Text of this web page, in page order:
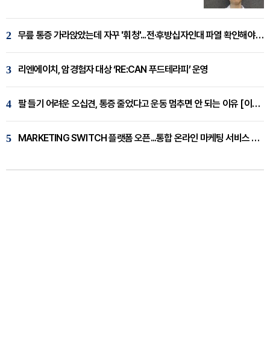
2 무릎 통증 가라앉았는데 자꾸 '휘청'...전·후방십자인대 파열 확인해야 [곽우경 원장 칼럼]
3 리엔에이치, 암경험자 대상 ‘RE:CAN 푸드테라피’ 운영
4 팔 들기 어려운 오십견, 통증 줄었다고 운동 멈추면 안 되는 이유 [이병욱 원장 칼럼]
5 MARKETING SWITCH 플랫폼 오픈...통합 온라인 마케팅 서비스 확대